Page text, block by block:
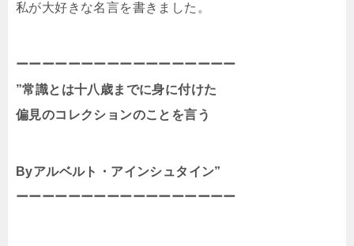
私が大好きな名言を書きました。
ーーーーーーーーーーーーーーーーー
”常識とは十八歳までに身に付けた
偏見のコレクションのことを言う
Byアルベルト・アインシュタイン”
ーーーーーーーーーーーーーーーーー